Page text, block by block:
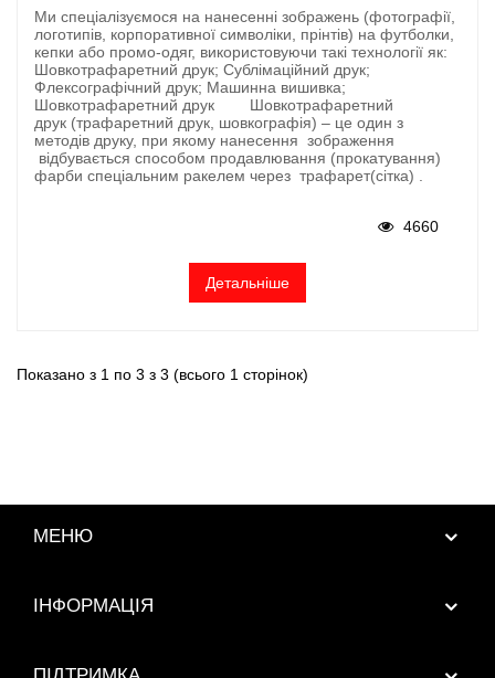
Ми спеціалізуємося на нанесенні зображень (фотографії,
логотипів, корпоративної символіки, прінтів) на футболки,
кепки або промо-одяг, використовуючи такі технології як:
Шовкотрафаретний друк; Сублімаційний друк;
Флексографічний друк; Машинна вишивка;​
Шовкотрафаретний друк Шовкотрафаретний
друк (трафаретний друк, шовкографія) – це один з
методів друку, при якому нанесення зображення
відбувається способом продавлювання (прокатування)
фарби спеціальним ракелем через трафарет(сітка) .
Детальніше
4660
Показано з 1 по 3 з 3 (всього 1 сторінок)
МЕНЮ
ІНФОРМАЦІЯ